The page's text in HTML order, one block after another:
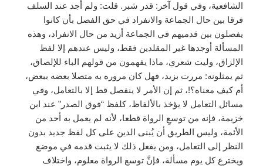
الشافعية، وفي قول آخر: قدر شبر. قلت: ولم أجد عند السلف
فرقا بين حال الجماعة والانفراد في حق الفصل بأن كانوا
يفصلون بين قدميهم في الجماعة أزيد من حال الانفراد، وهذه
المسألة أوجدها غير المقلدين فقط، وليس عندهم إلا لفظ
الإلزاق، وليت شعري، ماذا يفهمون من قولهم الباء للإلصاق،
ثم يمثلونه: مررت بزيد، فهل كان مروره به متصلا بعضه ببعض،
أم كيف معناه؟!، ثم إن الأمر لا ينفصل قط إلا بالتعامل، وفي
مسائل التعامل لا يؤخذ بالألفاظ، كلفظ “فوق الصدر” عند ابن
خزيمة، فإنه من توسعِ الرواة قطعا، لأنه لم يعمل به أحد من
الأئمة، وليس الطريق أن يُبنى الدين على كل لفظ جديد بدون
النظر إلى التعامل، ومن يفعل ذلك لا يثبت قدمه في موضع
ويخترع كل يوم مسألة، فإنَّ توسع الرواة معلوم، واختلاف